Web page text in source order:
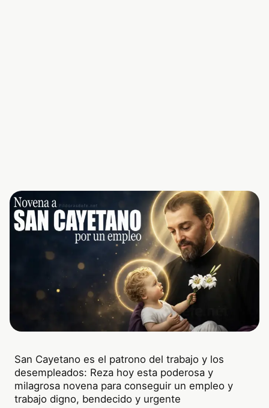
San Cayetano es el patrono del trabajo y los
desempleados: Reza hoy esta poderosa y
milagrosa novena para conseguir un empleo y
trabajo digno, bendecido y urgente